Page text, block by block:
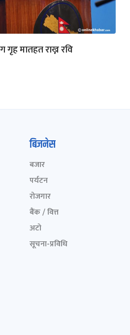
गृह मातहत राख्न रवि
बिजनेस
बजार
पर्यटन
रोजगार
बैंक / वित्त
अटो
सूचना-प्रविधि